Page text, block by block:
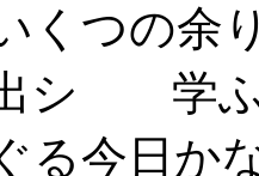
くつの余
シ 学ふ
る今日か